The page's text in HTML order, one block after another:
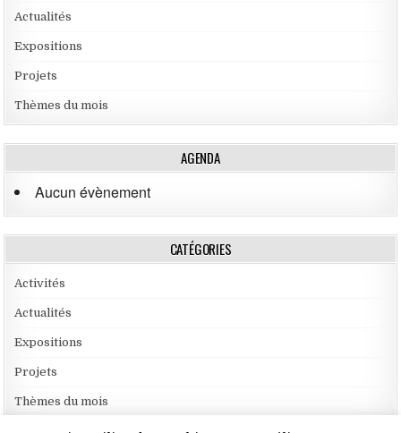
Actualités
Expositions
Projets
Thèmes du mois
AGENDA
Aucun évènement
CATÉGORIES
Activités
Actualités
Expositions
Projets
Thèmes du mois